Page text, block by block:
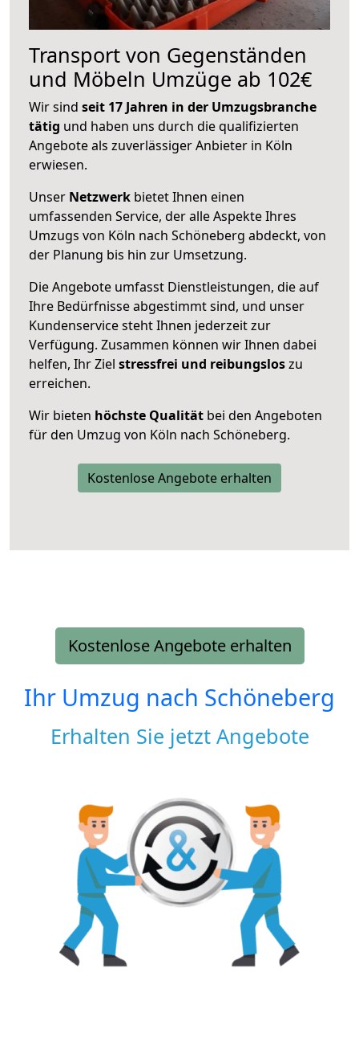
Transport von Gegenständen
und Möbeln Umzüge ab 102€
Wir sind seit 17 Jahren in der Umzugsbranche
tätig und haben uns durch die qualifizierten
Angebote als zuverlässiger Anbieter in Köln
erwiesen.
Unser Netzwerk bietet Ihnen einen
umfassenden Service, der alle Aspekte Ihres
Umzugs von Köln nach Schöneberg abdeckt, von
der Planung bis hin zur Umsetzung.
Die Angebote umfasst Dienstleistungen, die auf
Ihre Bedürfnisse abgestimmt sind, und unser
Kundenservice steht Ihnen jederzeit zur
Verfügung. Zusammen können wir Ihnen dabei
helfen, Ihr Ziel stressfrei und reibungsloszu
erreichen.
Wir bieten höchste Qualität bei den Angeboten
für den Umzug von Köln nach Schöneberg.
Kostenlose Angebote erhalten
Kostenlose Angebote erhalten
Ihr Umzug nach Schöneberg
Erhalten Sie jetzt Angebote